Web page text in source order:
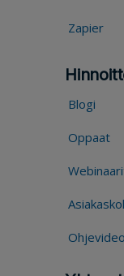
Zapier
Blogi
Oppaat